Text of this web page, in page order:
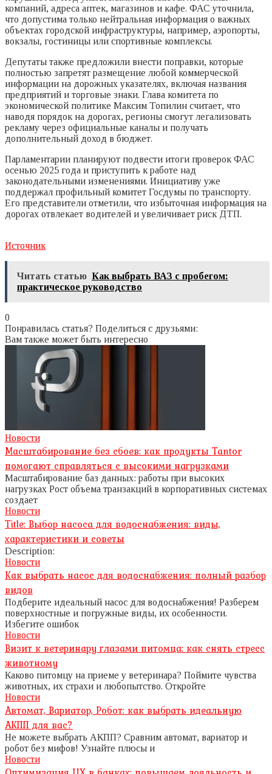
компаний, адреса аптек, магазинов и кафе. ФАС уточнила,
что допустима только нейтральная информация о важных
объектах городской инфраструктуры, например, аэропорты,
вокзалы, гостиницы или спортивные комплексы.
Депутаты также предложили внести поправки, которые
полностью запретят размещение любой коммерческой
информации на дорожных указателях, включая названия
предприятий и торговые знаки. Глава комитета по
экономической политике Максим Топилин считает, что
наводя порядок на дорогах, регионы смогут легализовать
рекламу через официальные каналы и получать
дополнительный доход в бюджет.
Парламентарии планируют подвести итоги проверок ФАС
осенью 2025 года и приступить к работе над
законодательными изменениями. Инициативу уже
поддержал профильный комитет Госдумы по транспорту.
Его представители отметили, что избыточная информация на
дорогах отвлекает водителей и увеличивает риск ДТП.
Источник
Читать статью Как выбрать ВАЗ с пробегом:
практическое руководство
0
Понравилась статья? Поделиться с друзьями:
Вам также может быть интересно
Новости
Масштабирование без сбоев: как продукты Tantor
помогают справляться с высокими нагрузками
Масштабирование баз данных: работы при высоких
нагрузках Рост объема транзакций в корпоративных системах
создает
Новости
Title: Выбор насоса для водоснабжения: виды,
характеристики и советы
Description:
Новости
Как выбрать насос для водоснабжения: полный разбор
видов
Подберите идеальный насос для водоснабжения! Разберем
поверхностные и погружные виды, их особенности.
Избегите ошибок
Новости
Визит к ветеринару глазами питомца: как снять стресс
животному
Каково питомцу на приеме у ветеринара? Поймите чувства
животных, их страхи и любопытство. Откройте
Новости
Автомат, Вариатор, Робот: как выбрать идеальную
АКПП для вас?
Не можете выбрать АКПП? Сравним автомат, вариатор и
робот без мифов! Узнайте плюсы и
Новости